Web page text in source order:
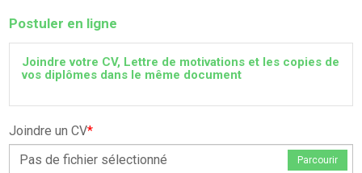
Postuler en ligne
Joindre votre CV, Lettre de motivations et les copies de
vos diplômes dans le même document
Joindre un CV*
Pas de fichier sélectionné
Parcourir